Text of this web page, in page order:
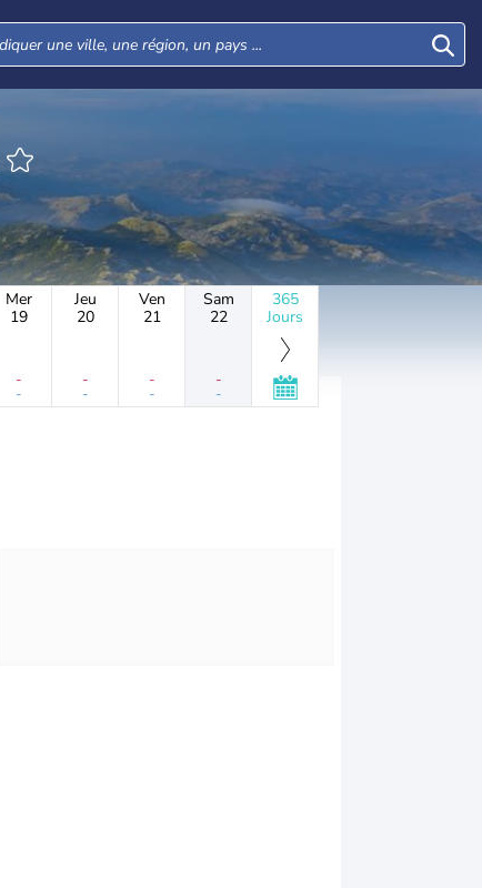
Mer
19
-
-
Jeu
20
-
-
Ven
21
-
-
Sam
22
-
-
365
Jours